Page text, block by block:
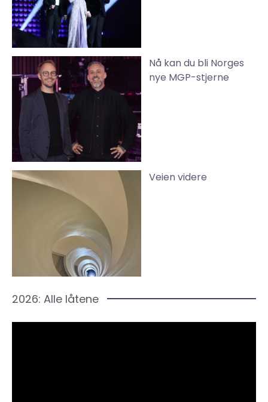
Nå kan du bli Norges
nye MGP-stjerne
Veien videre
2026: Alle låtene